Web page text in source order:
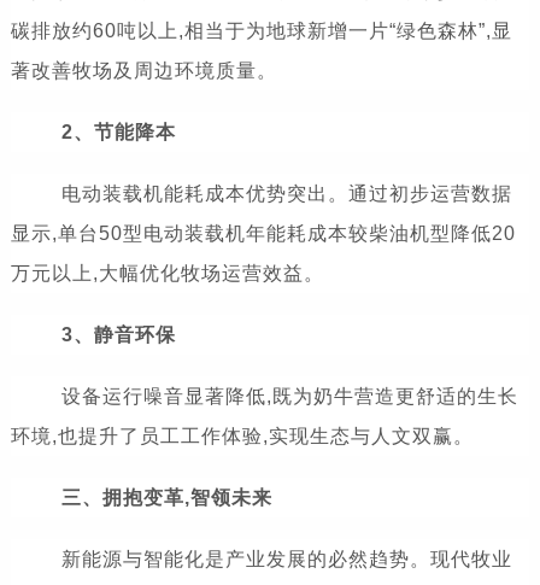
碳排放约60吨以上,相当于为地球新增一片“绿色森林”,显
著改善牧场及周边环境质量。
2、节能降本
电动装载机能耗成本优势突出。通过初步运营数据
显示,单台50型电动装载机年能耗成本较柴油机型降低20
万元以上,大幅优化牧场运营效益。
3、静音环保
设备运行噪音显著降低,既为奶牛营造更舒适的生长
环境,也提升了员工工作体验,实现生态与人文双赢。
三、拥抱变革,智领未来
新能源与智能化是产业发展的必然趋势。现代牧业